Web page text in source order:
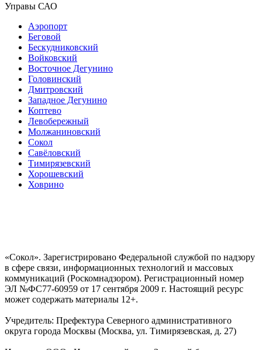
Управы САО
Аэропорт
Беговой
Бескудниковский
Войковский
Восточное Дегунино
Головинский
Дмитровский
Западное Дегунино
Коптево
Левобережный
Молжаниновский
Сокол
Савёловский
Тимирязевский
Хорошевский
Ховрино
«Сокол». Зарегистрировано Федеральной службой по надзору
в сфере связи, информационных технологий и массовых
коммуникаций (Роскомнадзором). Регистрационный номер
ЭЛ №ФС77-60959 от 17 сентября 2009 г. Настоящий ресурс
может содержать материалы 12+.
Учредитель: Префектура Северного административного
округа города Москвы (Москва, ул. Тимирязевская, д. 27)